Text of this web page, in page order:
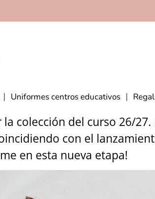
Uniformes centros educativos
colección del curso 26/
con el
en esta nueva etapa!